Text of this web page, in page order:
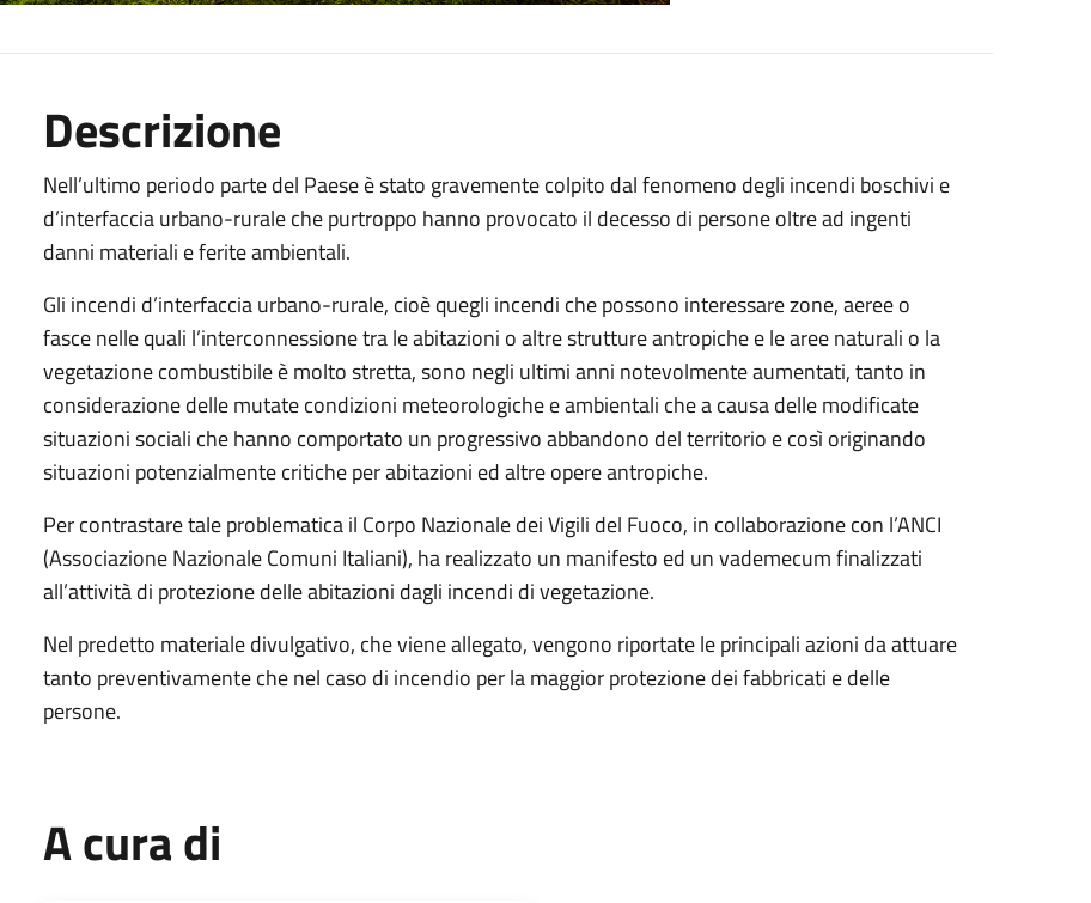
Descrizione
Nell’ultimo periodo parte del Paese è stato gravemente colpito dal fenomeno degli incendi boschivi e
d’interfaccia urbano-rurale che purtroppo hanno provocato il decesso di persone oltre ad ingenti
danni materiali e ferite ambientali.
Gli incendi d’interfaccia urbano-rurale, cioè quegli incendi che possono interessare zone, aeree o
fasce nelle quali l’interconnessione tra le abitazioni o altre strutture antropiche e le aree naturali o la
vegetazione combustibile è molto stretta, sono negli ultimi anni notevolmente aumentati, tanto in
considerazione delle mutate condizioni meteorologiche e ambientali che a causa delle modificate
situazioni sociali che hanno comportato un progressivo abbandono del territorio e così originando
situazioni potenzialmente critiche per abitazioni ed altre opere antropiche.
Per contrastare tale problematica il Corpo Nazionale dei Vigili del Fuoco, in collaborazione con l’ANCI
(Associazione Nazionale Comuni Italiani), ha realizzato un manifesto ed un vademecum finalizzati
all’attività di protezione delle abitazioni dagli incendi di vegetazione.
Nel predetto materiale divulgativo, che viene allegato, vengono riportate le principali azioni da attuare
tanto preventivamente che nel caso di incendio per la maggior protezione dei fabbricati e delle
persone.
A cura di